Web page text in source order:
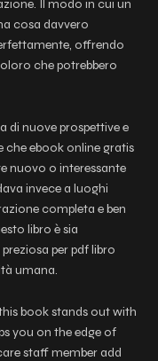
Il modo in cui un
cosa davvero
offrendo
che potrebbero
di nuove prospettive e
ebook online gratis
nuovo o interessante
invece a luoghi
completa e ben
libro è sia
per pdf libro
umana.
book stands out with
you on the edge of
staff member add